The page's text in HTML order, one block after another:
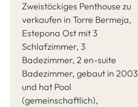
Zweistöckiges Penthouse zu
verkaufen in Torre Bermeja,
Estepona Ost mit 3
Schlafzimmer, 3
Badezimmer, 2 en-suite
Badezimmer, gebaut in 2003
und hat Pool
(gemeinschaftlich),